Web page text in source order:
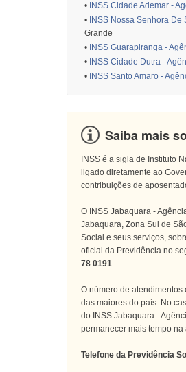
• INSS Cidade Ademar -
• INSS Nossa Senhora
Grande
• INSS Guarapiranga -
• INSS Cidade Dutra -
• INSS Santo Amaro -
Saiba mais
INSS é a sigla de Instituto
ligado diretamente ao
contribuições de
O INSS Jabaquara -
Jabaquara, Zona Sul de
Social e seus serviços,
oficial da Previdência no
78 0191.
O número de
das maiores do país. No
do INSS Jabaquara -
permanecer mais tempo
Telefone da Previdência